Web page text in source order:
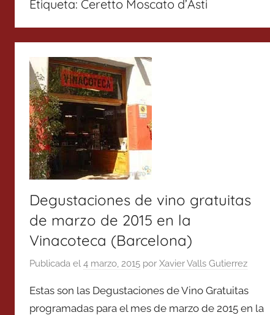
Etiqueta: Ceretto Moscato d’Asti
Degustaciones de vino gratuitas
de marzo de 2015 en la
Vinacoteca (Barcelona)
Publicada el 4 marzo, 2015 por Xavier Valls Gutierrez
Estas son las Degustaciones de Vino Gratuitas
programadas para el mes de marzo de 2015 en la